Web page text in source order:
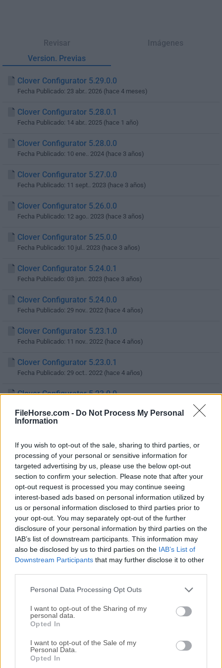
FileHorse.com - Do Not Process My Personal
Information
If you wish to opt-out of the sale, sharing to third parties, or
processing of your personal or sensitive information for
targeted advertising by us, please use the below opt-out
section to confirm your selection. Please note that after your
opt-out request is processed you may continue seeing
interest-based ads based on personal information utilized by
us or personal information disclosed to third parties prior to
your opt-out. You may separately opt-out of the further
disclosure of your personal information by third parties on the
IAB’s list of downstream participants. This information may
also be disclosed by us to third parties on the IAB’s List of
Downstream Participants that may further disclose it to other
Personal Data Processing Opt Outs
I want to opt-out of the Sharing of my
personal data.
Opted In
I want to opt-out of the Sale of my
Personal Data.
Opted In
Revisar
Imágenes
Version. Previas
Clover Configurator 5.29.0.0
Fecha Publicado: 23 abr.. 2026 (hace 4 meses)
Clover Configurator 5.28.0.1
Fecha Publicado: 14 abr.. 2025 (hace 1 año)
Clover Configurator 5.28.0.0
Fecha Publicado: 10 ene.. 2024 (hace 3 años)
Clover Configurator 5.27.0.0
Fecha Publicado: 11 sept.. 2023 (hace 3 años)
Clover Configurator 5.26.0.0
Fecha Publicado: 12 ago.. 2023 (hace 3 años)
Clover Configurator 5.25.0.0
Fecha Publicado: 10 jul.. 2023 (hace 3 años)
Clover Configurator 5.24.0.1
Fecha Publicado: 03 jun.. 2023 (hace 3 años)
Clover Configurator 5.24.0.0
Fecha Publicado: 29 nov.. 2022 (hace 4 años)
Clover Configurator 5.23.1.0
Fecha Publicado: 11 nov.. 2022 (hace 4 años)
Clover Configurator 5.23.0.1
Fecha Publicado: 29 oct.. 2022 (hace 4 años)
Clover Configurator 5.23.0.0
Clover Configurator 5.22.0.0
Clover Configurator 5.21.0.0
Fecha Publicado: 16 dic.. 2021 (hace 5 años)
Clover Configurator 5.20.0.0
Fecha Publicado: 06 dic.. 2021 (hace 5 años)
Clover Configurator 5.18.3.0
Fecha Publicado: 03 jun.. 2021 (hace 5 años)
Clover Configurator 5.18.2.0
Fecha Publicado: 21 may.. 2021 (hace 5 años)
Fecha Publicado: 20 may.. 2021 (hace 5 años)
Clover Configurator 5.18.0.0
Fecha Publicado: 17 may.. 2021 (hace 5 años)
Clover Configurator 5.17.4.4
Fecha Publicado: 22 mar.. 2021 (hace 5 años)